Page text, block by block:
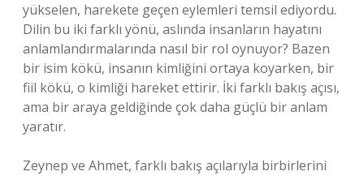
yükselen, harekete geçen eylemleri temsil ediyordu.
Dilin bu iki farklı yönü, aslında insanların hayatını
anlamlandırmalarında nasıl bir rol oynuyor? Bazen
bir isim kökü, insanın kimliğini ortaya koyarken, bir
fiil kökü, o kimliği hareket ettirir. İki farklı bakış açısı,
ama bir araya geldiğinde çok daha güçlü bir anlam
yaratır.
Zeynep ve Ahmet, farklı bakış açılarıyla birbirlerini